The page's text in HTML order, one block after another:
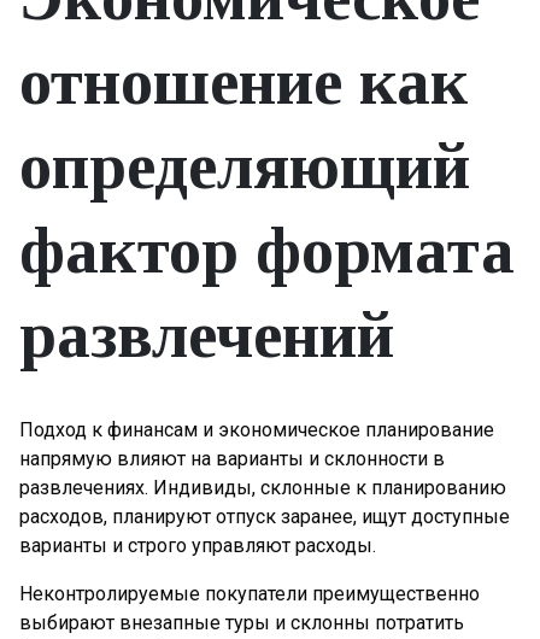
отношение как
определяющий
фактор формата
развлечений
Подход к финансам и экономическое планирование
напрямую влияют на варианты и склонности в
развлечениях. Индивиды, склонные к планированию
расходов, планируют отпуск заранее, ищут доступные
варианты и строго управляют расходы.
Неконтролируемые покупатели преимущественно
выбирают внезапные туры и склонны потратить